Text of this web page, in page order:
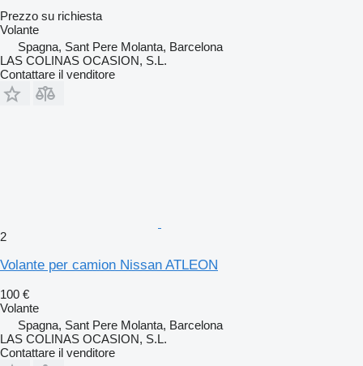
Prezzo su richiesta
Volante
Spagna, Sant Pere Molanta, Barcelona
LAS COLINAS OCASION, S.L.
Contattare il venditore
2
Volante per camion Nissan ATLEON
100 €
Volante
Spagna, Sant Pere Molanta, Barcelona
LAS COLINAS OCASION, S.L.
Contattare il venditore